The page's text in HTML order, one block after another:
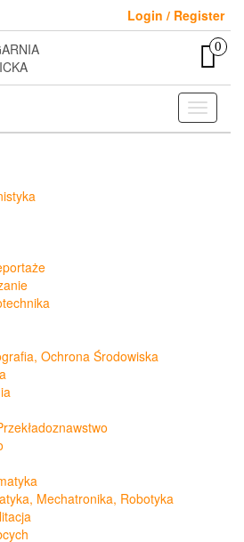
Login / Register
0
Toggle
Ochrona Środowiska
Mechatronika, Robotyka